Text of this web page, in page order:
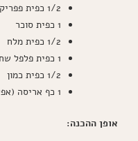
1/2 כפית פפריקה מתוקה
1 כפית סוכר
1/2 כפית מלח
1 כפית פלפל שחור גרוס
1/2 כפית כמון
1 כף אריסה (אפשר פחות או יותר לפי הטעם)
אופן ההכנה: